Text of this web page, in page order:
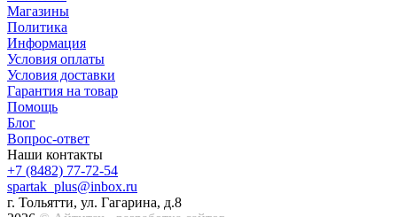
Магазины
Политика
Информация
Условия оплаты
Условия доставки
Гарантия на товар
Помощь
Блог
Вопрос-ответ
Наши контакты
+7 (8482) 77-72-54
spartak_plus@inbox.ru
г. Тольятти, ул. Гагарина, д.8